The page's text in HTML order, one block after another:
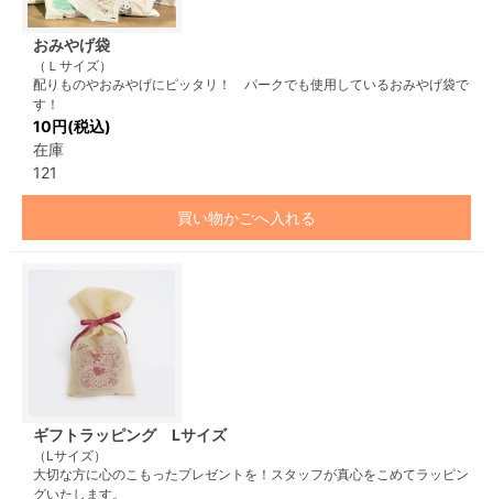
おみやげ袋
（Ｌサイズ）
配りものやおみやげにピッタリ！ パークでも使用しているおみやげ袋で
す！
10円(税込)
在庫
121
買い物かごへ入れる
ギフトラッピング Lサイズ
（Lサイズ）
大切な方に心のこもったプレゼントを！スタッフが真心をこめてラッピン
グいたします。